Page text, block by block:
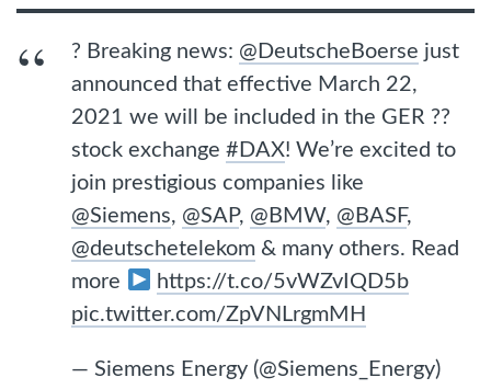
? Breaking news: @DeutscheBoerse just
announced that effective March 22,
2021 we will be included in the GER ??
stock exchange#DAX! We’re excited to
join prestigious companies like
@Siemens, @SAP, @BMW, @BASF,
@deutschetelekom & many others. Read
more
https://t.co/5vWZvIQD5b
pic.twitter.com/ZpVNLrgmMH
— Siemens Energy (@Siemens_Energy)